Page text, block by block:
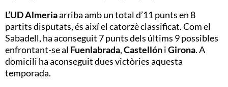
L’UD Almeriaarriba amb un total d’11 punts en 8
partits disputats, és així el catorzè classificat. Com el
Sabadell, ha aconseguit 7 punts dels últims 9 possibles
enfrontant-se al Fuenlabrada,CastellóniGirona. A
domicili ha aconseguit dues victòries aquesta
temporada.